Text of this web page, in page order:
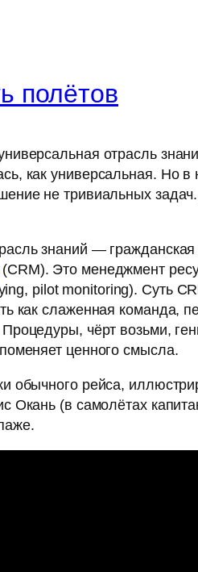
полётов
отрасль
как универсальная. Но
не тривиальных
знаний —
(CRM). Это менеджмент
pilot monitoring). Суть
как слаженная команда,
чёрт возьми,
ценного смысла.
обычного рейса,
Окань (в самолётах